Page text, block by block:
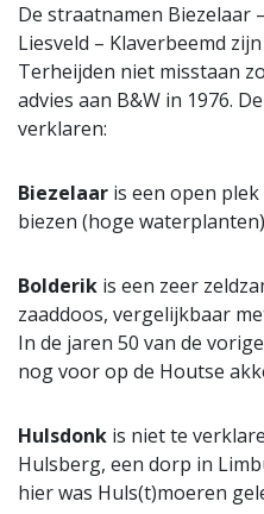
De straatnamen Biezelaar
Liesveld – Klaverbeemd
Terheijden niet misstaan
advies aan B&W in 1976.
verklaren:
Biezelaar is een open
biezen (hoge
Bolderik is een zeer
zaaddoos, vergelijkbaar
In de jaren 50 van de
nog voor op de Houtse
Hulsdonk is niet te
Hulsberg, een dorp in
hier was Huls(t)moeren